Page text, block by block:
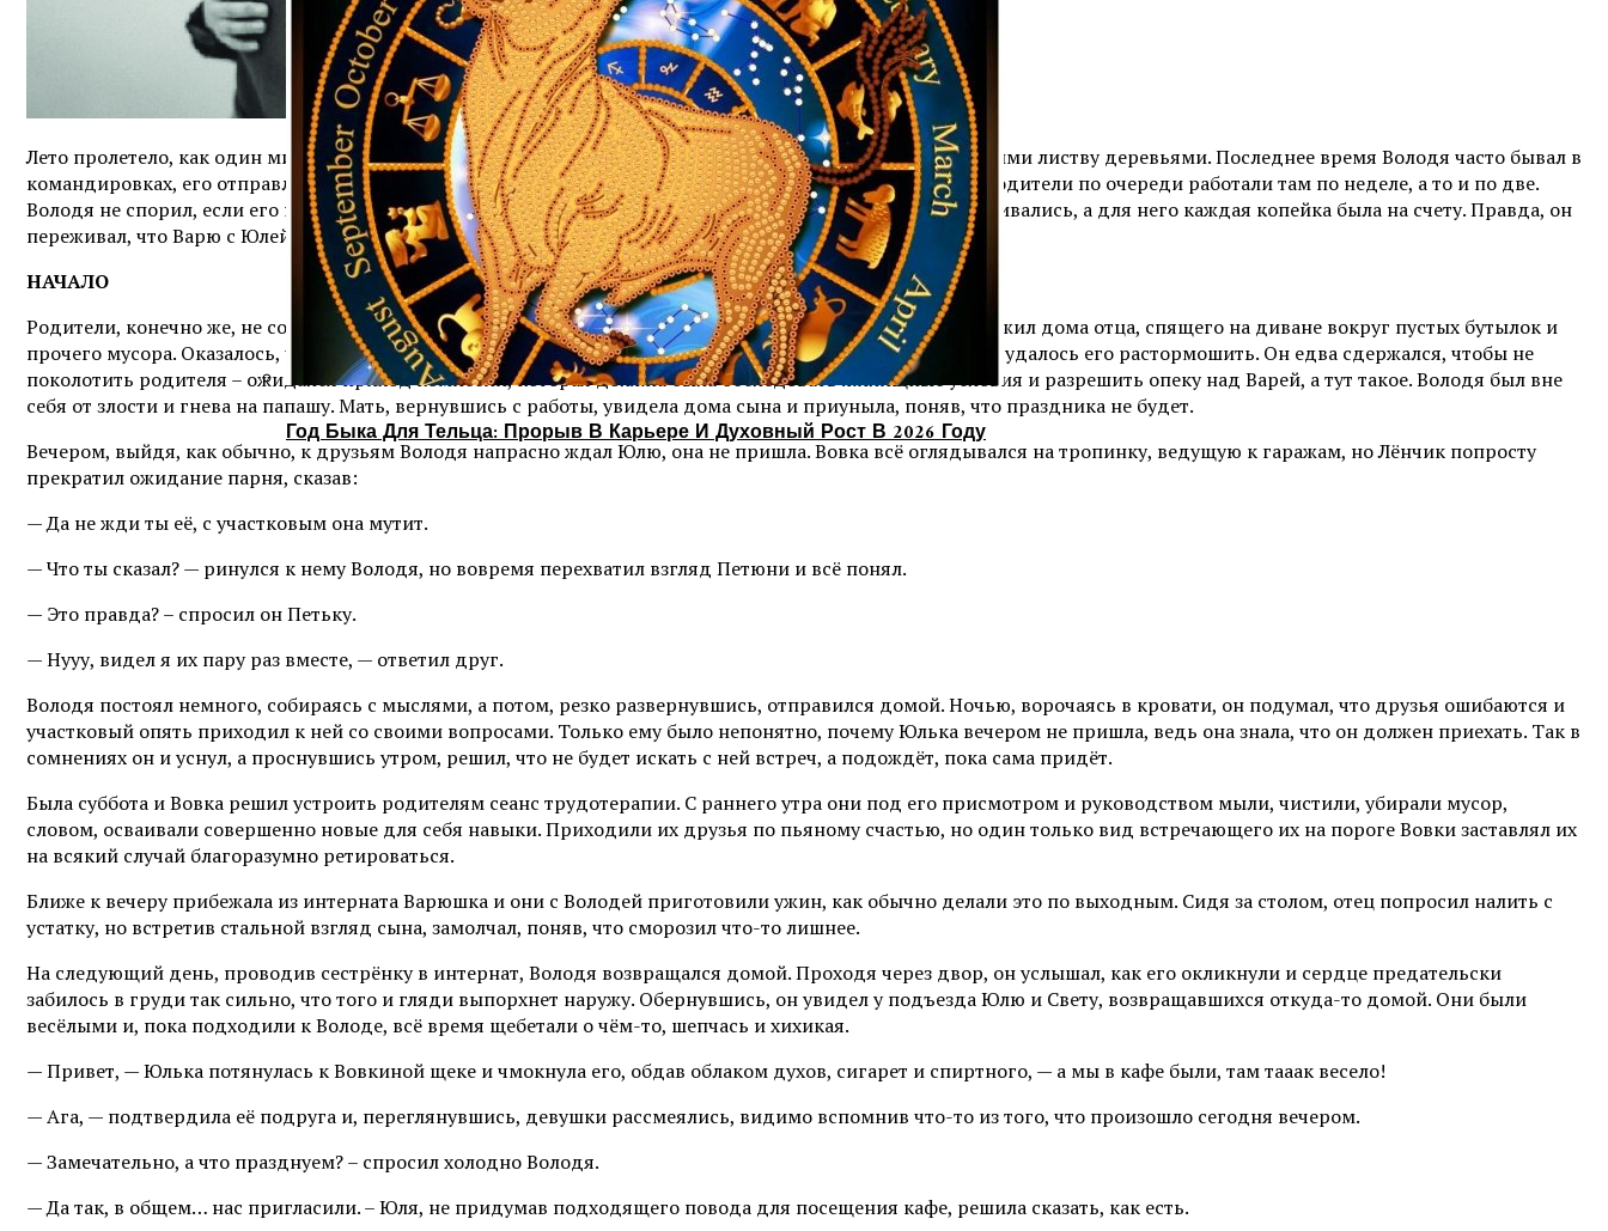
Год Быка Для Тельца: Прорыв В Карьере И Духовный Рост В 2026 Году
Фото скачано с сайта pexels.com
Лето пролетело, как один миг. Осень напомнила о себе мелким холодным дождичком и быстро теряющими листву деревьями. Последнее время Володя часто бывал в
командировках, его отправляли в город за пятьдесят километров — там шла большая стройка и все их водители по очереди работали там по неделе, а то и по две.
Володя не спорил, если его направляли туда и вне очереди – заработки в командировке немного увеличивались, а для него каждая копейка была на счету. Правда, он
переживал, что Варю с Юлей подолгу не видит, да тревожился, что мать с отцом в запой уйдут.
НАЧАЛО
Родители, конечно же, не собирались изменять своим привычкам, и в очередной свой приезд он обнаружил дома отца, спящего на диване вокруг пустых бутылок и
прочего мусора. Оказалось, что его выгнали с работы, и он заливает своё горе. Так он сказал, когда Вовке удалось его растормошить. Он едва сдержался, чтобы не
поколотить родителя – ожидался приход комиссии, которая должна была обследовать жилищные условия и разрешить опеку над Варей, а тут такое. Володя был вне
себя от злости и гнева на папашу. Мать, вернувшись с работы, увидела дома сына и приуныла, поняв, что праздника не будет.
Вечером, выйдя, как обычно, к друзьям Володя напрасно ждал Юлю, она не пришла. Вовка всё оглядывался на тропинку, ведущую к гаражам, но Лёнчик попросту
прекратил ожидание парня, сказав:
— Да не жди ты её, с участковым она мутит.
— Что ты сказал? — ринулся к нему Володя, но вовремя перехватил взгляд Петюни и всё понял.
— Это правда? – спросил он Петьку.
— Нууу, видел я их пару раз вместе, — ответил друг.
Володя постоял немного, собираясь с мыслями, а потом, резко развернувшись, отправился домой. Ночью, ворочаясь в кровати, он подумал, что друзья ошибаются и
участковый опять приходил к ней со своими вопросами. Только ему было непонятно, почему Юлька вечером не пришла, ведь она знала, что он должен приехать. Так в
сомнениях он и уснул, а проснувшись утром, решил, что не будет искать с ней встреч, а подождёт, пока сама придёт.
Была суббота и Вовка решил устроить родителям сеанс трудотерапии. С раннего утра они под его присмотром и руководством мыли, чистили, убирали мусор,
словом, осваивали совершенно новые для себя навыки. Приходили их друзья по пьяному счастью, но один только вид встречающего их на пороге Вовки заставлял их
на всякий случай благоразумно ретироваться.
Ближе к вечеру прибежала из интерната Варюшка и они с Володей приготовили ужин, как обычно делали это по выходным. Сидя за столом, отец попросил налить с
устатку, но встретив стальной взгляд сына, замолчал, поняв, что сморозил что-то лишнее.
На следующий день, проводив сестрёнку в интернат, Володя возвращался домой. Проходя через двор, он услышал, как его окликнули и сердце предательски
забилось в груди так сильно, что того и гляди выпорхнет наружу. Обернувшись, он увидел у подъезда Юлю и Свету, возвращавшихся откуда-то домой. Они были
весёлыми и, пока подходили к Володе, всё время щебетали о чём-то, шепчась и хихикая.
— Привет, — Юлька потянулась к Вовкиной щеке и чмокнула его, обдав облаком духов, сигарет и спиртного, — а мы в кафе были, там тааак весело!
— Ага, — подтвердила её подруга и, переглянувшись, девушки рассмеялись, видимо вспомнив что-то из того, что произошло сегодня вечером.
— Замечательно, а что празднуем? – спросил холодно Володя.
— Да так, в общем… нас пригласили. – Юля, не придумав подходящего повода для посещения кафе, решила сказать, как есть.